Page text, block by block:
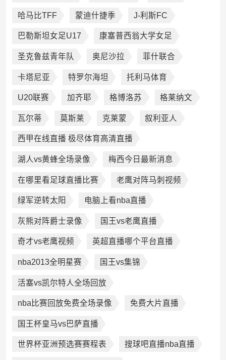
哈马比TFF 蒙迪什捷季 J-利斯FC
巴勒斯坦女足U17 康塞普西翁大学女足
圣克鲁兹青年队 奥尼沙拉 菲什联合
卡塔尼亚 特罗尔海坦 托利马体育
U20联赛 加齐耶 格博洛苏 格莱纳文
瓦尔蒂 莫斯莱 克莱蒙 叙利亚人
西甲在线直播 极尽体育高清直播
湖人vs黄蜂全场录像 梅西今日最新消息
在哪里看足球直播比赛 老鹰对阵马刺视频
绿军逆转太阳 电脑上看nba直播
灰熊对阵爵士录像 国王vs老鹰直播
奇才vs老鹰视频 英超直播哪个平台直播
nba2013全明星赛 国王vs集锦
活塞vs凯尔特人全场回放
nba比赛回放免费全场录像 免费大片直播
国王杯皇马vs巴萨直播
世界杯亚洲预选赛赛程表 搜球吧直播nba直播